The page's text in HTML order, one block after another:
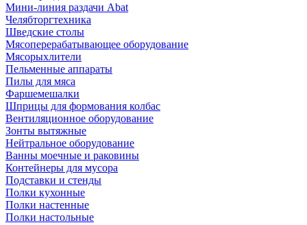
Мини-линия раздачи Abat
Челябторгтехника
Шведские столы
Мясоперерабатывающее оборудование
Мясорыхлители
Пельменные аппараты
Пилы для мяса
Фаршемешалки
Шприцы для формования колбас
Вентиляционное оборудование
Зонты вытяжные
Нейтральное оборудование
Ванны моечные и раковины
Контейнеры для мусора
Подставки и стенды
Полки кухонные
Полки настенные
Полки настольные